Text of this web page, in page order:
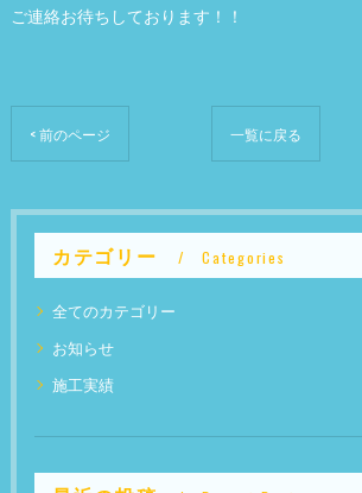
ご連絡お待ちしております！！
< 前のページ 一覧に戻る
カテゴリー Categories
全てのカテゴリー
お知らせ
施工実績